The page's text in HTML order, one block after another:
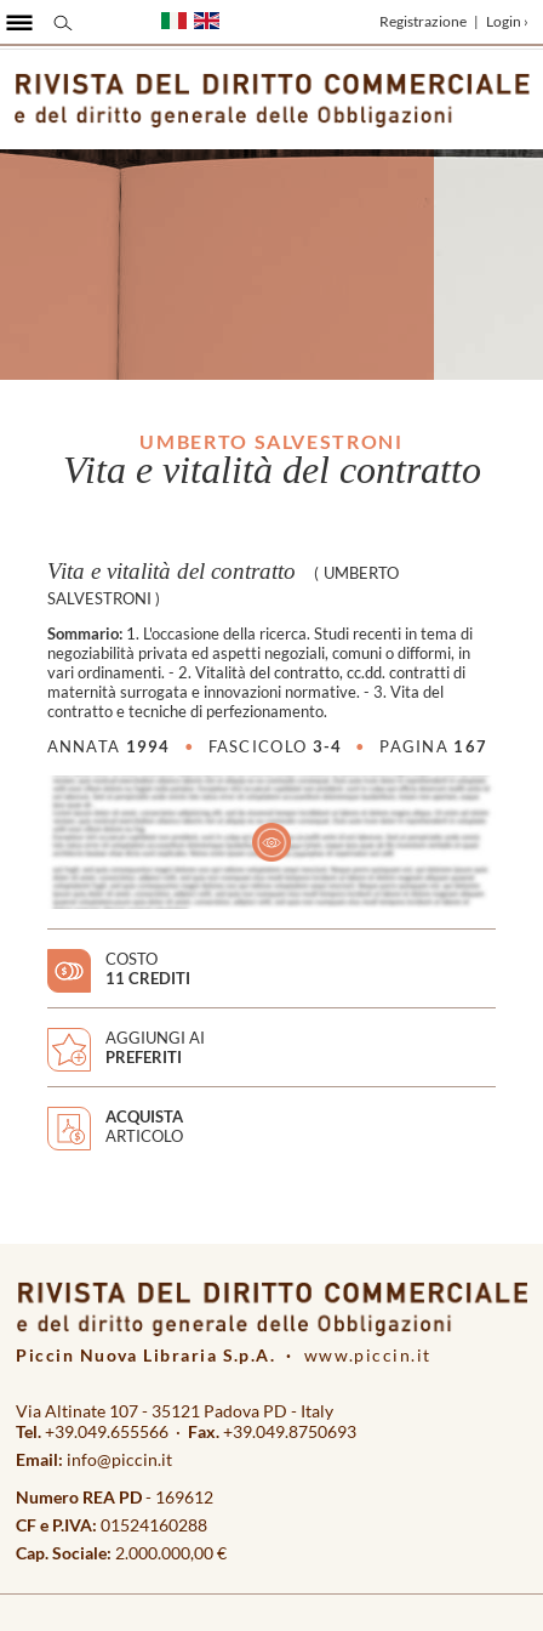
UMBERTO SALVESTRONI
Vita e vitalità del contratto
Vita e vitalità del contratto ( UMBERTO
SALVESTRONI )
Sommario:1. L'occasione della ricerca. Studi recenti in tema di
negoziabilità privata ed aspetti negoziali, comuni o difformi, in
vari ordinamenti. - 2. Vitalità del contratto, cc.dd. contratti di
maternità surrogata e innovazioni normative. - 3. Vita del
contratto e tecniche di perfezionamento.
ANNATA 1994 • FASCICOLO 3-4 • PAGINA 167
COSTO
11 CREDITI
AGGIUNGI AI
PREFERITI
ACQUISTA
ARTICOLO
Registrazione | Login ›
Piccin Nuova Libraria S.p.A. · www.piccin.it
Via Altinate 107 - 35121 Padova PD - Italy
Tel.+39.049.655566 · Fax.+39.049.8750693
Email: info@piccin.it
Numero REA PD- 169612
CF e P.IVA: 01524160288
Cap. Sociale: 2.000.000,00 €